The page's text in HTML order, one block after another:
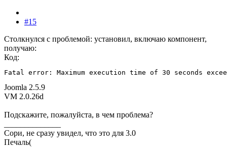
#15
Столкнулся с проблемой: установил, включаю компонент,
получаю:
Код:
Fatal error: Maximum execution time of 30 seconds
Joomla 2.5.9
VM 2.0.26d
Подскажите, пожалуйста, в чем проблема?
Сори, не сразу увидел, что это для 3.0
Печаль(